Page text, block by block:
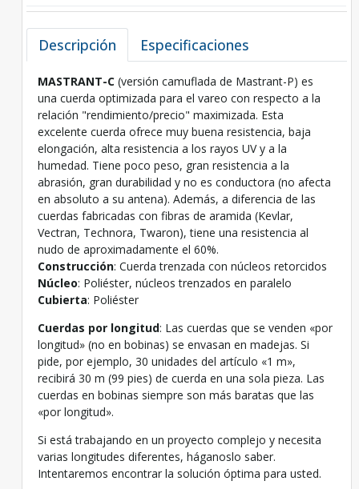
Descripción Especificaciones
MASTRANT-C (versión camuflada de Mastrant-P) es
una cuerda optimizada para el vareo con respecto a la
relación "rendimiento/precio" maximizada. Esta
excelente cuerda ofrece muy buena resistencia, baja
elongación, alta resistencia a los rayos UV y a la
humedad. Tiene poco peso, gran resistencia a la
abrasión, gran durabilidad y no es conductora (no afecta
en absoluto a su antena). Además, a diferencia de las
cuerdas fabricadas con fibras de aramida (Kevlar,
Vectran, Technora, Twaron), tiene una resistencia al
nudo de aproximadamente el 60%.
Construcción: Cuerda trenzada con núcleos retorcidos
Núcleo: Poliéster, núcleos trenzados en paralelo
Cubierta: Poliéster
Cuerdas por longitud: Las cuerdas que se venden «por
longitud» (no en bobinas) se envasan en madejas. Si
pide, por ejemplo, 30 unidades del artículo «1 m»,
recibirá 30 m (99 pies) de cuerda en una sola pieza. Las
cuerdas en bobinas siempre son más baratas que las
«por longitud».
Si está trabajando en un proyecto complejo y necesita
varias longitudes diferentes, háganoslo saber.
Intentaremos encontrar la solución óptima para usted.